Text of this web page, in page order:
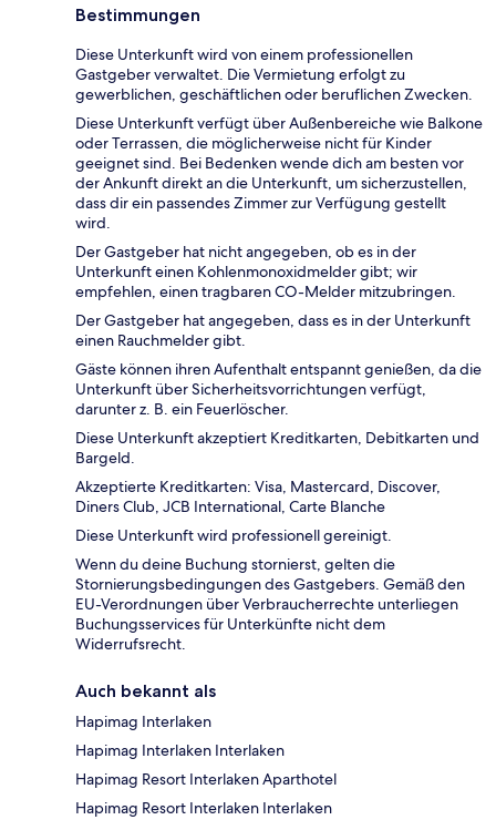
Bestimmungen
Diese Unterkunft wird von einem professionellen
Gastgeber verwaltet. Die Vermietung erfolgt zu
gewerblichen, geschäftlichen oder beruflichen Zwecken.
Diese Unterkunft verfügt über Außenbereiche wie Balkone
oder Terrassen, die möglicherweise nicht für Kinder
geeignet sind. Bei Bedenken wende dich am besten vor
der Ankunft direkt an die Unterkunft, um sicherzustellen,
dass dir ein passendes Zimmer zur Verfügung gestellt
wird.
Der Gastgeber hat nicht angegeben, ob es in der
Unterkunft einen Kohlenmonoxidmelder gibt; wir
empfehlen, einen tragbaren CO-Melder mitzubringen.
Der Gastgeber hat angegeben, dass es in der Unterkunft
einen Rauchmelder gibt.
Gäste können ihren Aufenthalt entspannt genießen, da die
Unterkunft über Sicherheitsvorrichtungen verfügt,
darunter z. B. ein Feuerlöscher.
Diese Unterkunft akzeptiert Kreditkarten, Debitkarten und
Bargeld.
Akzeptierte Kreditkarten: Visa, Mastercard, Discover,
Diners Club, JCB International, Carte Blanche
Diese Unterkunft wird professionell gereinigt.
Wenn du deine Buchung stornierst, gelten die
Stornierungsbedingungen des Gastgebers. Gemäß den
EU-Verordnungen über Verbraucherrechte unterliegen
Buchungsservices für Unterkünfte nicht dem
Widerrufsrecht.
Auch bekannt als
Hapimag Interlaken
Hapimag Interlaken Interlaken
Hapimag Resort Interlaken Aparthotel
Hapimag Resort Interlaken Interlaken